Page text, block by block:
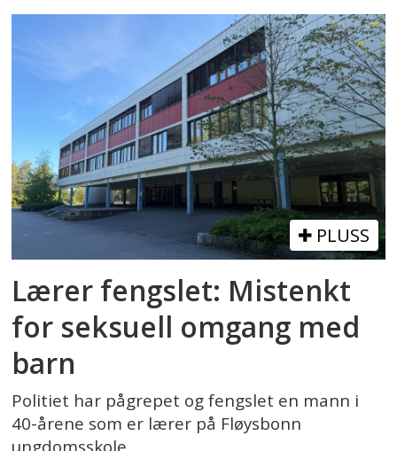
PLUSS
Lærer fengslet: Mistenkt
for seksuell omgang med
barn
Politiet har pågrepet og fengslet en mann i
40-årene som er lærer på Fløysbonn
ungdomsskole.